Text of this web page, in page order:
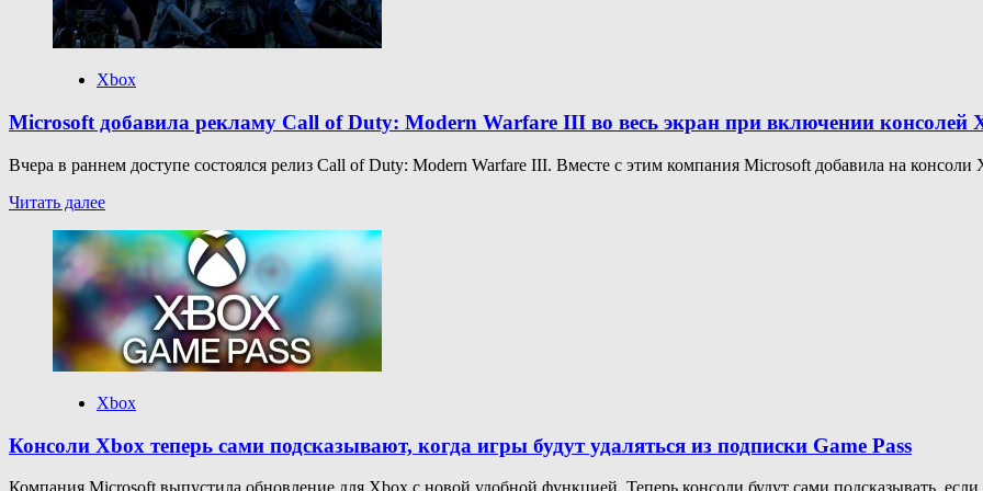
Reloaded
сыграли
1
человек
за
дня
Xbox
Microsoft добавила рекламу Call of Duty: Modern Warfare III во весь экран при включении консолей
Вчера в раннем доступе состоялся релиз Call of Duty: Modern Warfare III. Вместе с этим компания Microsoft добавила на консоли
Читать далееПрочитать
о
Microsoft
добавила
рекламу
Call
of
Duty:
Warfare
во
весь
экран
Xbox
Консоли Xbox теперь сами подсказывают, когда игры будут удаляться из подписки Game Pass